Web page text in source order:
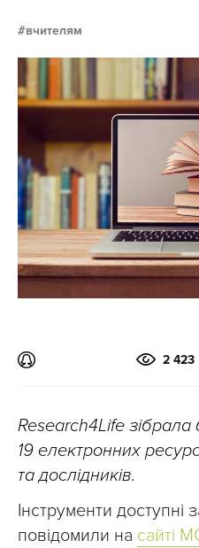
вчителям
2 423
Research4Life
19 електронних
та дослідників.
Інструменти доступні
повідомили на сайті